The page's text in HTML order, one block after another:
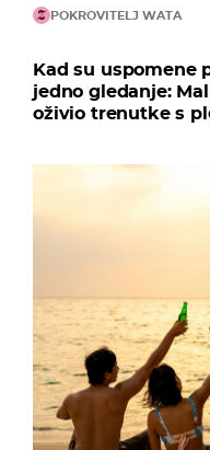
POKROVITELJ WATA
Kad su uspomene
jedno gledanje:
oživio trenutke s